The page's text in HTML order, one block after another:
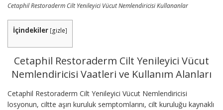
Cetaphil Restoraderm Cilt Yenileyici Vücut Nemlendiricisi Kullananlar
İçindekiler [gizle]
Cetaphil Restoraderm Cilt Yenileyici Vücut
Nemlendiricisi Vaatleri ve Kullanım Alanları
Cetaphil Restoraderm Cilt Yenileyici Vücut Nemlendiricisi
losyonun, ciltte aşırı kuruluk semptomlarını, cilt kuruluğu kaynaklı